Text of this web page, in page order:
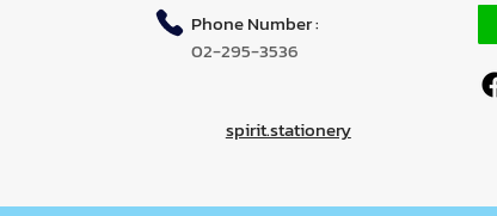
Phone Number :
02-295-3536
spirit.stationery